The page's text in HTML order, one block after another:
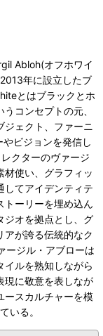
Abloh(オフホワイ
年に設立したブ
とはブラックとホ
コンセプトの元、
ジェクト、ファーニ
ビジョンを発信し
クターのヴァージ
材使い、グラフィッ
してアイデンティテ
トーリーを埋め込ん
ジオを拠点とし、グ
アが誇る伝統的なク
ージル・アブローは
イルを熟知しながら
現に敬意を表しなが
ースカルチャーを模
いる。